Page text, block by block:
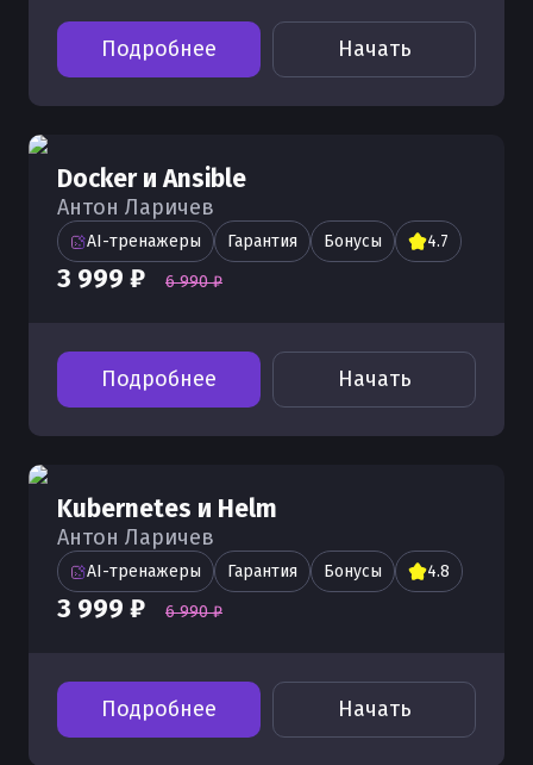
Подробнее Начать
Docker и Ansible
Антон Ларичев
AI-тренажеры Гарантия Бонусы 4.7
3 999 ₽ 6 990 ₽
Подробнее Начать
Kubernetes и Helm
Антон Ларичев
AI-тренажеры Гарантия Бонусы 4.8
3 999 ₽ 6 990 ₽
Подробнее Начать